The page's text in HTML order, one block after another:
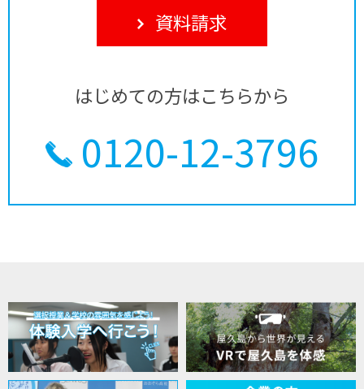
資料請求
はじめての方はこちらから
0120-12-3796